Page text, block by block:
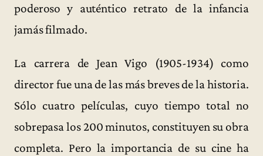
poderoso y auténtico retrato de la infancia
jamás filmado.
La carrera de Jean Vigo (1905-1934) como
director fue una de las más breves de la historia.
Sólo cuatro películas, cuyo tiempo total no
sobrepasa los 200 minutos, constituyen su obra
completa. Pero la importancia de su cine ha